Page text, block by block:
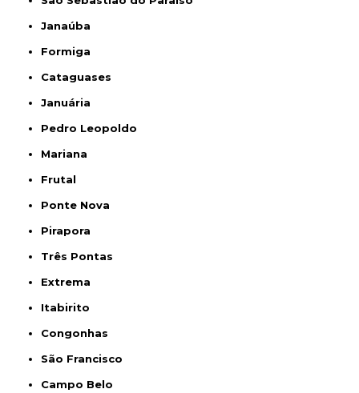
Janaúba
Formiga
Cataguases
Januária
Pedro Leopoldo
Mariana
Frutal
Ponte Nova
Pirapora
Três Pontas
Extrema
Itabirito
Congonhas
São Francisco
Campo Belo